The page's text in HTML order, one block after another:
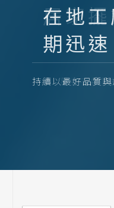
居家
歡迎有需